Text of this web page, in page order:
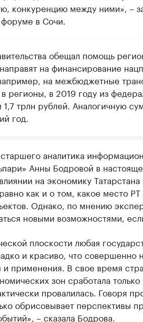
конкуренцию между ними», –
в Сочи.
обещал помощь
на финансирование
на межбюджетные
в регионы, в 2019 году из
1,7 трлн рублей. Аналогичную
год.
аналитика
Анны Бодровой в
на экономику
как и о том, какое место
Однако, по мнению
новыми возможностями,
плоскости любая
и красиво, что совершенно
и применения. В свое время
зон сработала только
провалилась. Говоря
обрисовывает перспективы
– сказала Бодрова.